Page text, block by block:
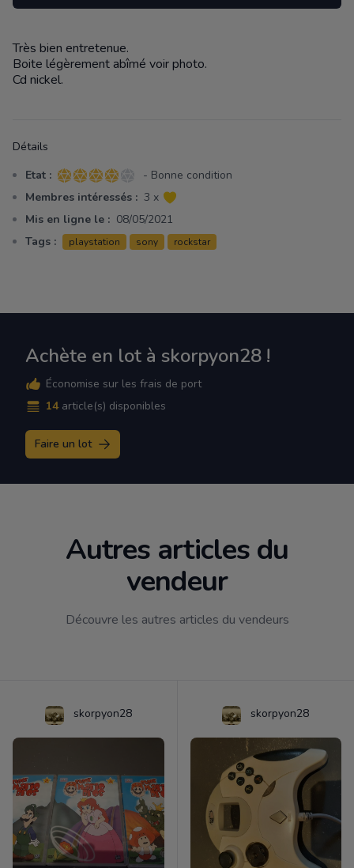
Description
Très bien entretenue.
Boite légèrement abîmé voir photo.
Cd nickel.
Détails
Etat : 4 sur 5 étoiles
- Bonne condition
Membres intéressés : 3 x
Mis en ligne le : 08/05/2021
Tags :
playstation sony rockstar
Achète en lot à skorpyon28 !
Économise sur les frais de port
14 article(s) disponibles
Faire un lot
Autres articles du
vendeur
Découvre les autres articles du vendeurs
skorpyon28 skorpyon28